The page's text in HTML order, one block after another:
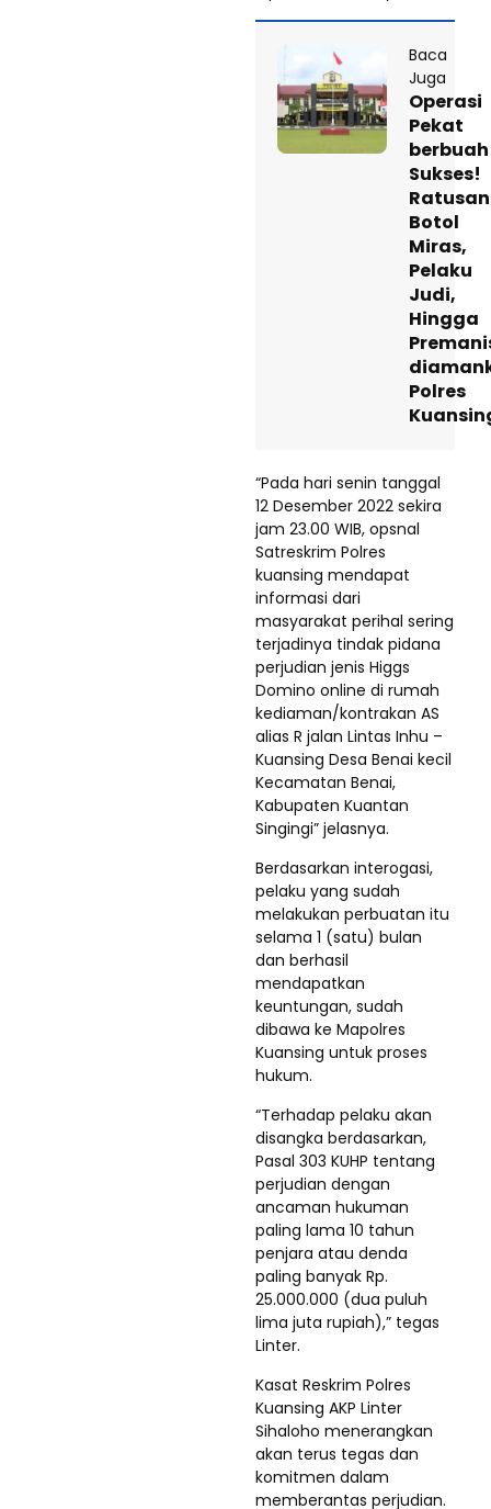
Baca
Juga
Operasi
Pekat
berbuah
Sukses!
Ratusan
Botol
Miras,
Pelaku
Judi,
Hingga
Polres
“Pada hari senin tanggal
12 Desember 2022 sekira
jam 23.00 WIB, opsnal
Satreskrim Polres
kuansing mendapat
informasi dari
masyarakat perihal sering
terjadinya tindak pidana
perjudian jenis Higgs
Domino online di rumah
kediaman/kontrakan AS
alias R jalan Lintas Inhu –
Kuansing Desa Benai kecil
Kecamatan Benai,
Kabupaten Kuantan
Singingi” jelasnya.
Berdasarkan interogasi,
pelaku yang sudah
melakukan perbuatan itu
selama 1 (satu) bulan
dan berhasil
mendapatkan
keuntungan, sudah
dibawa ke Mapolres
Kuansing untuk proses
hukum.
“Terhadap pelaku akan
disangka berdasarkan,
Pasal 303 KUHP tentang
perjudian dengan
ancaman hukuman
paling lama 10 tahun
penjara atau denda
paling banyak Rp.
25.000.000 (dua puluh
lima juta rupiah),” tegas
Linter.
Kasat Reskrim Polres
Kuansing AKP Linter
Sihaloho menerangkan
akan terus tegas dan
komitmen dalam
memberantas perjudian.